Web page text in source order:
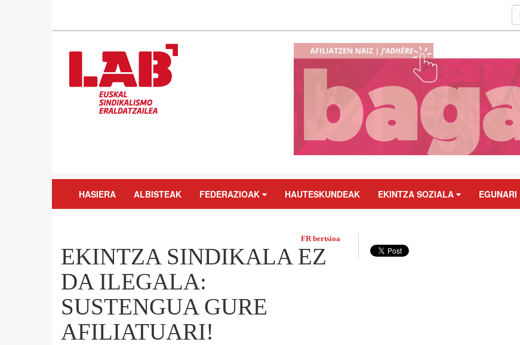
HASIERA ALBISTEAK FEDERAZIOAK HAUTESKUNDEAK EKINTZA SOZIALA EGUNARI
FR bertsioa
EKINTZA SINDIKALA EZ
DA ILEGALA:
SUSTENGUA GURE
AFILIATUARI!